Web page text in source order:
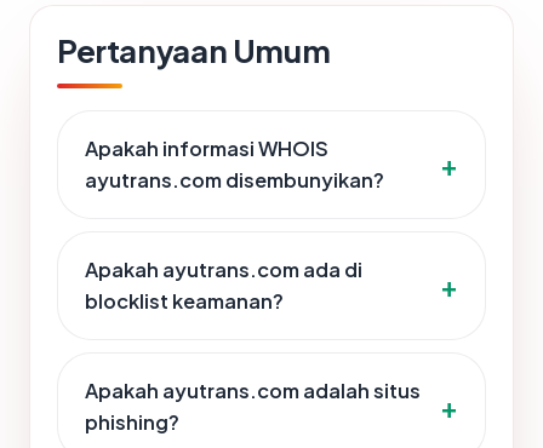
Pertanyaan Umum
Apakah informasi WHOIS
ayutrans.com disembunyikan?
Apakah ayutrans.com ada di
blocklist keamanan?
Apakah ayutrans.com adalah situs
phishing?